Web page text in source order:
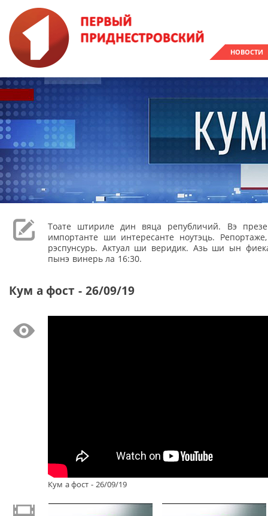
НОВОСТИ
Тоате штириле дин вяца републичий. Вэ
импортанте ши интересанте ноутэць.
рэспунсурь. Актуал ши веридик. Азь ши ын
пынэ винерь ла 16:30.
Кум а фост - 26/09/19
Кум а фост - 26/09/19